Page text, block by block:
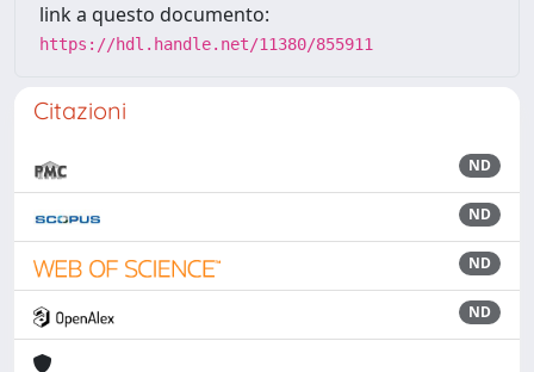
link a questo documento:
https://hdl.handle.net/11380/855911
Citazioni
ND
ND
ND
ND